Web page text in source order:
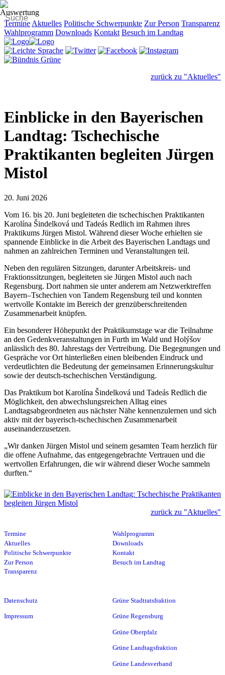
Termine Aktuelles Politische Schwerpunkte Zur Person Transparenz
Wahlprogramm Downloads Kontakt Besuch im Landtag
zurück zu "Aktuelles"
Einblicke in den Bayerischen
Landtag: Tschechische
Praktikanten begleiten Jürgen
Mistol
20. Juni 2026
Vom 16. bis 20. Juni begleiteten die tschechischen Praktikanten
Karolína Šindelková und Tadeás Redlich im Rahmen ihres
Praktikums Jürgen Mistol. Während dieser Woche erhielten sie
spannende Einblicke in die Arbeit des Bayerischen Landtags und
nahmen an zahlreichen Terminen und Veranstaltungen teil.
Neben den regulären Sitzungen, darunter Arbeitskreis- und
Fraktionssitzungen, begleiteten sie Jürgen Mistol auch nach
Regensburg. Dort nahmen sie unter anderem am Netzwerktreffen
Bayern–Tschechien von Tandem Regensburg teil und konnten
wertvolle Kontakte im Bereich der grenzüberschreitenden
Zusammenarbeit knüpfen.
Ein besonderer Höhepunkt der Praktikumstage war die Teilnahme
an den Gedenkveranstaltungen in Furth im Wald und Holýšov
anlässlich des 80. Jahrestags der Vertreibung. Die Begegnungen und
Gespräche vor Ort hinterließen einen bleibenden Eindruck und
verdeutlichten die Bedeutung der gemeinsamen Erinnerungskultur
sowie der deutsch-tschechischen Verständigung.
Das Praktikum bot Karolína Šindelková und Tadeás Redlich die
Möglichkeit, den abwechslungsreichen Alltag eines
Landtagsabgeordneten aus nächster Nähe kennenzulernen und sich
aktiv mit der bayerisch-tschechischen Zusammenarbeit
auseinanderzusetzen.
„Wir danken Jürgen Mistol und seinem gesamten Team herzlich für
die offene Aufnahme, das entgegengebrachte Vertrauen und die
wertvollen Erfahrungen, die wir während dieser Woche sammeln
durften.“
zurück zu "Aktuelles"
Termine
Aktuelles
Politische Schwerpunkte
Zur Person
Transparenz
Wahlprogramm
Downloads
Kontakt
Besuch im Landtag
Datenschutz
Impressum
Grüne Stadtratsfraktion
Grüne Regensburg
Grüne Oberpfalz
Grüne Landtagsfraktion
Grüne Landesverband